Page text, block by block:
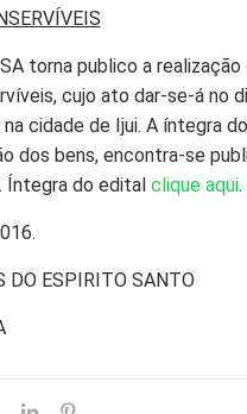
torna publico a realização
cujo ato dar-se-á no
cidade de Ijui. A íntegra do
dos bens, encontra-se
Íntegra do edital clique aqui.
DO ESPIRITO SANTO